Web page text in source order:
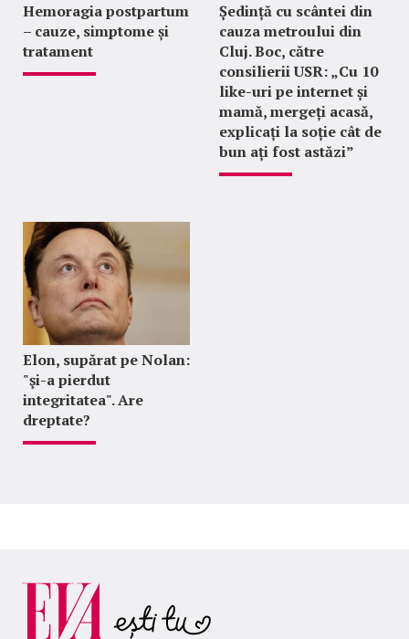
Hemoragia postpartum
– cauze, simptome și
tratament
Ședință cu scântei din
cauza metroului din
Cluj. Boc, către
consilierii USR: „Cu 10
like-uri pe internet și
mamă, mergeți acasă,
explicați la soție cât de
bun ați fost astăzi”
Elon, supărat pe Nolan:
"şi-a pierdut
integritatea". Are
dreptate?